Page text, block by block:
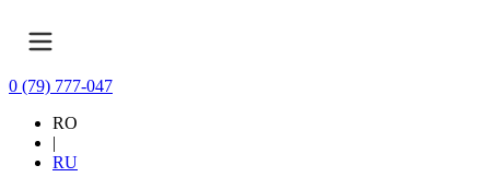
0 (79) 777-047
RO
|
RU